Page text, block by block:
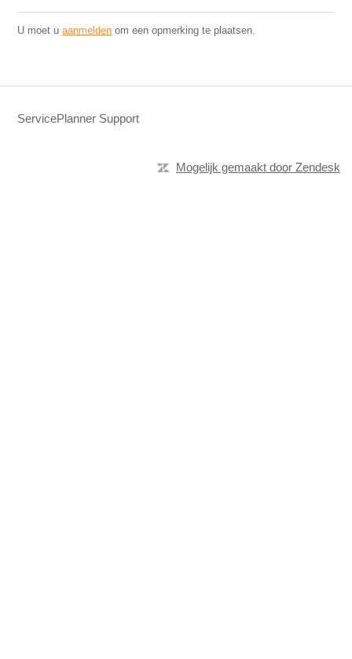
U moet uaanmelden om een opmerking te plaatsen.
ServicePlanner Support
Mogelijk gemaakt door Zendesk